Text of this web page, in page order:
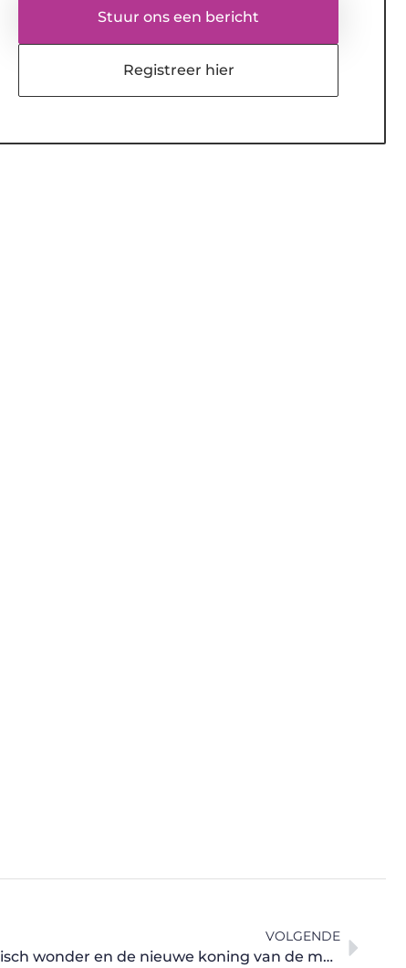
Stuur ons een bericht
Registreer hier
VOLGENDE
Ogawa cosmos x: een kosmisch wonder en de nieuwe koning van de massagezetels